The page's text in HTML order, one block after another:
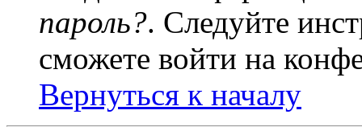
пароль?. Следуйте
сможете войти на
Вернуться к началу